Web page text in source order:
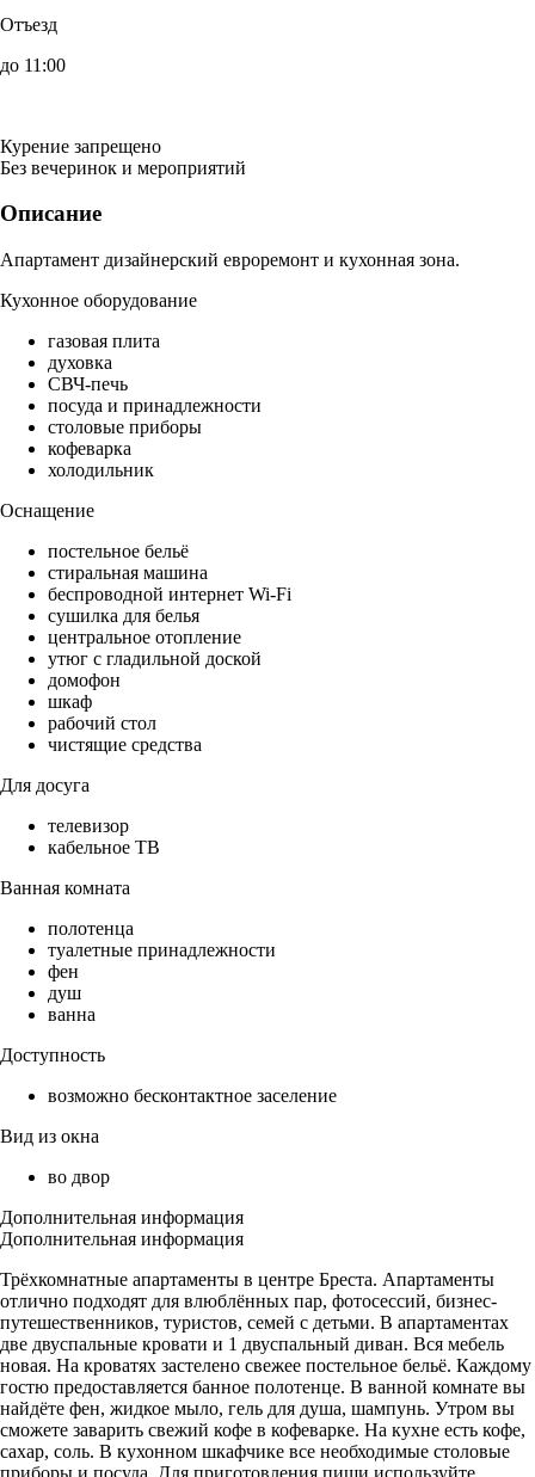
Отъезд
до 11:00
Курение запрещено
Без вечеринок и мероприятий
Описание
Апартамент дизайнерский евроремонт и кухонная зона.
Кухонное оборудование
газовая плита
духовка
СВЧ-печь
посуда и принадлежности
столовые приборы
кофеварка
холодильник
Оснащение
постельное бельё
стиральная машина
беспроводной интернет Wi-Fi
сушилка для белья
центральное отопление
утюг с гладильной доской
домофон
шкаф
рабочий стол
чистящие средства
Для досуга
телевизор
кабельное ТВ
Ванная комната
полотенца
туалетные принадлежности
фен
душ
ванна
Доступность
возможно бесконтактное заселение
Вид из окна
во двор
Дополнительная информация
Дополнительная информация
Трёхкомнатные апартаменты в центре Бреста. Апартаменты
отлично подходят для влюблённых пар, фотосессий, бизнес-
путешественников, туристов, семей с детьми. В апартаментах
две двуспальные кровати и 1 двуспальный диван. Вся мебель
новая. На кроватях застелено свежее постельное бельё. Каждому
гостю предоставляется банное полотенце. В ванной комнате вы
найдёте фен, жидкое мыло, гель для душа, шампунь. Утром вы
сможете заварить свежий кофе в кофеварке. На кухне есть кофе,
сахар, соль. В кухонном шкафчике все необходимые столовые
приборы и посуда. Для приготовления пищи используйте